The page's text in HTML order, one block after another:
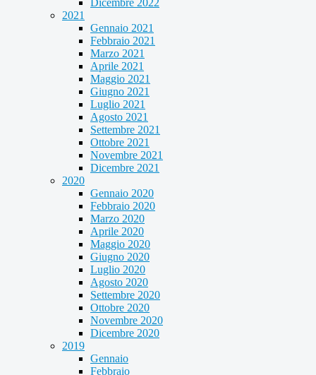
Dicembre 2022
2021
Gennaio 2021
Febbraio 2021
Marzo 2021
Aprile 2021
Maggio 2021
Giugno 2021
Luglio 2021
Agosto 2021
Settembre 2021
Ottobre 2021
Novembre 2021
Dicembre 2021
2020
Gennaio 2020
Febbraio 2020
Marzo 2020
Aprile 2020
Maggio 2020
Giugno 2020
Luglio 2020
Agosto 2020
Settembre 2020
Ottobre 2020
Novembre 2020
Dicembre 2020
2019
Gennaio
Febbraio